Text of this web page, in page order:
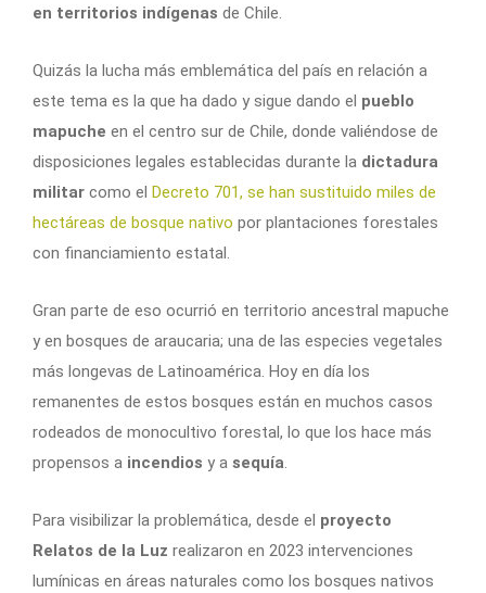
en territorios indígenas de Chile.
Quizás la lucha más emblemática del país en relación a
este tema es la que ha dado y sigue dando el pueblo
mapuche en el centro sur de Chile, donde valiéndose de
disposiciones legales establecidas durante la dictadura
militar como el Decreto 701, se han sustituido miles de
hectáreas de bosque nativo por plantaciones forestales
con financiamiento estatal.
Gran parte de eso ocurrió en territorio ancestral mapuche
y en bosques de araucaria; una de las especies vegetales
más longevas de Latinoamérica. Hoy en día los
remanentes de estos bosques están en muchos casos
rodeados de monocultivo forestal, lo que los hace más
propensos a incendios y a sequía.
Para visibilizar la problemática, desde el proyecto
Relatos de la Luz realizaron en 2023 intervenciones
lumínicas en áreas naturales como los bosques nativos